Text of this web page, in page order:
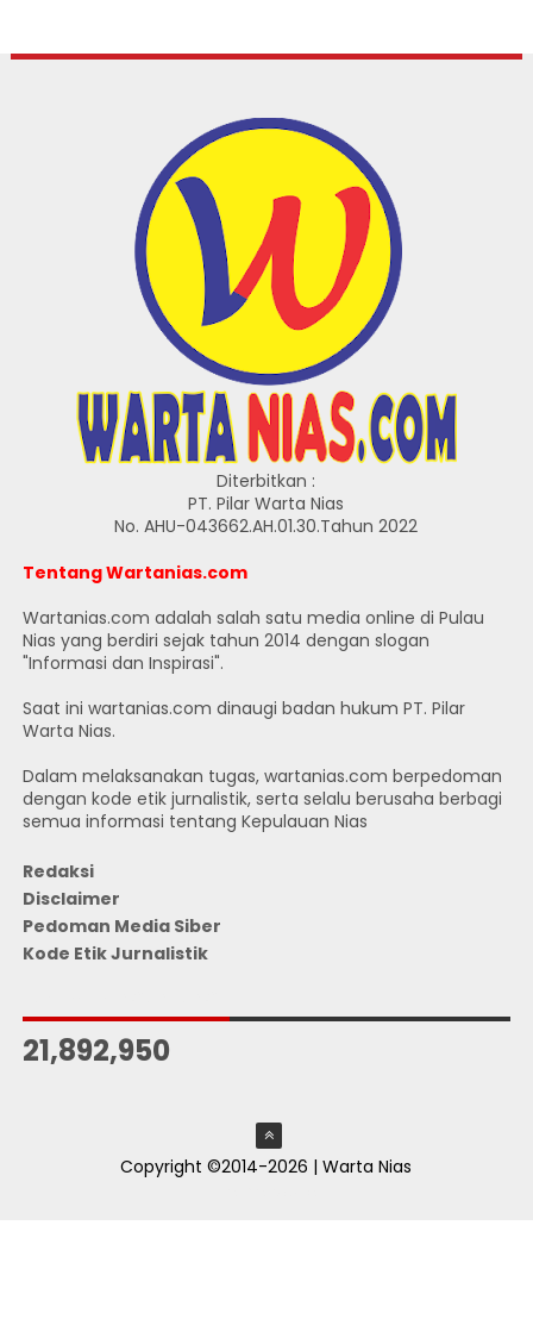
Diterbitkan :
PT. Pilar Warta Nias
No. AHU-043662.AH.01.30.Tahun 2022
Tentang Wartanias.com
Wartanias.com adalah salah satu media online di Pulau
Nias yang berdiri sejak tahun 2014 dengan slogan
"Informasi dan Inspirasi".
Saat ini wartanias.com dinaugi badan hukum PT. Pilar
Warta Nias.
Dalam melaksanakan tugas, wartanias.com berpedoman
dengan kode etik jurnalistik, serta selalu berusaha berbagi
semua informasi tentang Kepulauan Nias
Redaksi
Disclaimer
Pedoman Media Siber
Kode Etik Jurnalistik
21,892,950
Copyright ©2014-2026 | Warta Nias